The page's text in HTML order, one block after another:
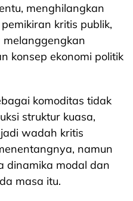
menghilangkan
kritis publik,
konsep ekonomi politik
komoditas tidak
struktur kuasa,
wadah kritis
namun
dinamika modal dan
masa itu.